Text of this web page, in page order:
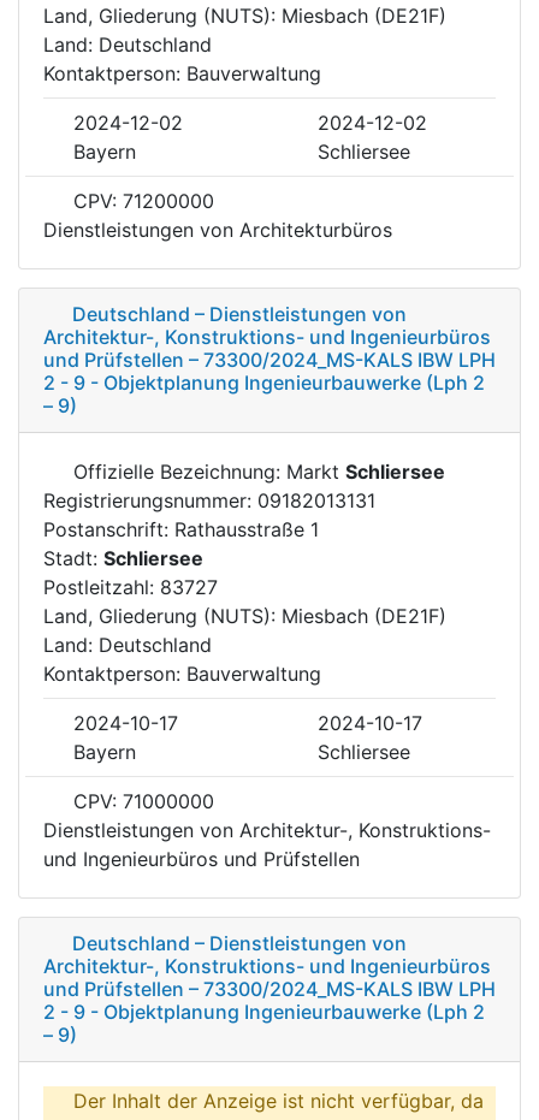
Land, Gliederung (NUTS): Miesbach (DE21F)
Land: Deutschland
Kontaktperson: Bauverwaltung
2024-12-02
2024-12-02
Bayern
Schliersee
CPV: 71200000
Dienstleistungen von Architekturbüros
Deutschland – Dienstleistungen von
Architektur-, Konstruktions- und Ingenieurbüros
und Prüfstellen – 73300/2024_MS-KALS IBW LPH
2 - 9 - Objektplanung Ingenieurbauwerke (Lph 2
– 9)
Offizielle Bezeichnung: Markt Schliersee
Registrierungsnummer: 09182013131
Postanschrift: Rathausstraße 1
Stadt: Schliersee
Postleitzahl: 83727
Land, Gliederung (NUTS): Miesbach (DE21F)
Land: Deutschland
Kontaktperson: Bauverwaltung
2024-10-17
2024-10-17
Bayern
Schliersee
CPV: 71000000
Dienstleistungen von Architektur-, Konstruktions-
und Ingenieurbüros und Prüfstellen
Deutschland – Dienstleistungen von
Architektur-, Konstruktions- und Ingenieurbüros
und Prüfstellen – 73300/2024_MS-KALS IBW LPH
2 - 9 - Objektplanung Ingenieurbauwerke (Lph 2
– 9)
Der Inhalt der Anzeige ist nicht verfügbar, da